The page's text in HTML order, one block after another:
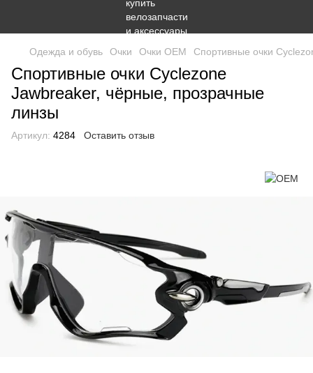
Одежда и обувь Очки Очки OEM Спортивные очки
Спортивные очки Cyclezone
Jawbreaker, чёрные, прозрачные
линзы
Артикул: 4284 Оставить отзыв